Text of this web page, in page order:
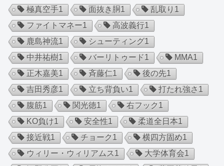
極真空手1 面抜き胴 1 乱取り 1
ファイトマネー1 高波義行1
鹿島神流1 シューティング1
中井祐樹1 バーリトゥード1 MMA1
正木嘉美1 斉藤仁1 後の先1
吉田秀彦1 立ち背負い1 打たれ強さ 1
腹筋1 関光徳1 右フック1
KO負け1 安全性1 柔道全日本1
接近戦1 チョーク1 横四方固め1
ウィリー・ウィリアムス1 大学体育会1